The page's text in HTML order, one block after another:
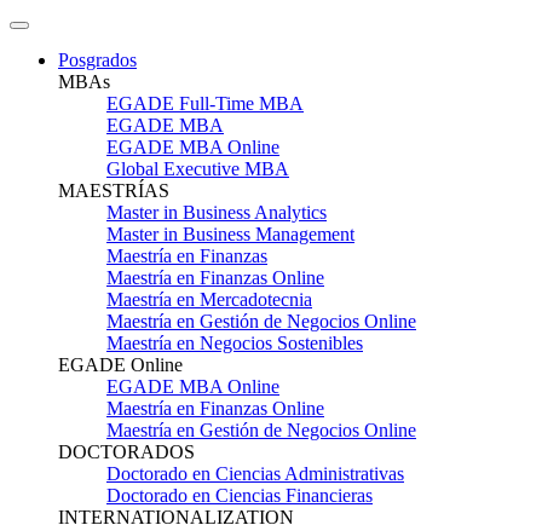
Posgrados
MBAs
EGADE Full-Time MBA
EGADE MBA
EGADE MBA Online
Global Executive MBA
MAESTRÍAS
Master in Business Analytics
Master in Business Management
Maestría en Finanzas
Maestría en Finanzas Online
Maestría en Mercadotecnia
Maestría en Gestión de Negocios Online
Maestría en Negocios Sostenibles
EGADE Online
EGADE MBA Online
Maestría en Finanzas Online
Maestría en Gestión de Negocios Online
DOCTORADOS
Doctorado en Ciencias Administrativas
Doctorado en Ciencias Financieras
INTERNATIONALIZATION